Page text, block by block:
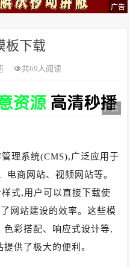
广告
板下载
共69人阅读
广告
理系统(CMS),广泛应用于
电商网站、视频网站等。
式,用户可以直接下载使
网站建设的效率。这些模
彩搭配、响应式设计等,
供了极大的便利。